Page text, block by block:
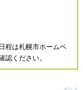
程は札幌市ホームペ
認ください。